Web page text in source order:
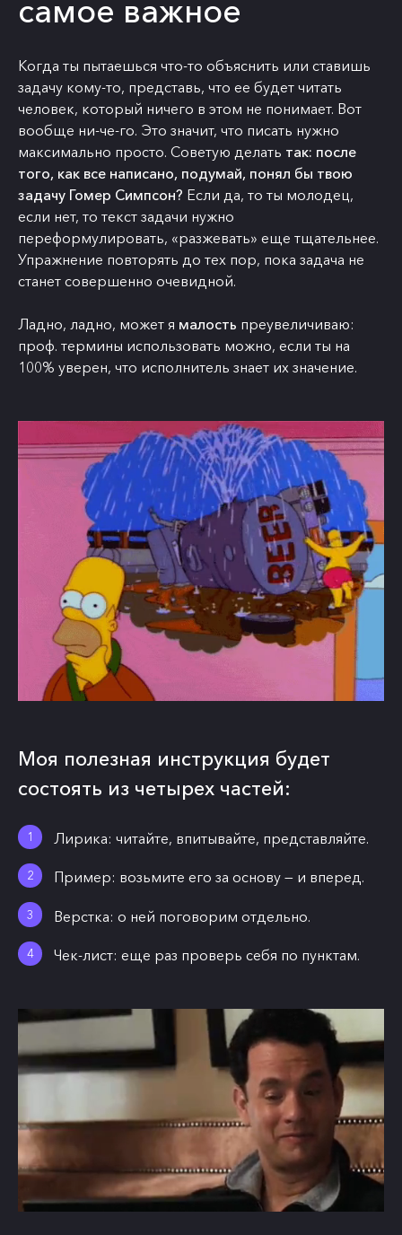
самое важное
Когда ты пытаешься что-то объяснить или ставишь
задачу кому-то, представь, что ее будет читать
человек, который ничего в этом не понимает. Вот
вообще ни-че-го. Это значит, что писать нужно
максимально просто. Советую делать так: после
того, как все написано, подумай, понял бы твою
задачу Гомер Симпсон? Если да, то ты молодец,
если нет, то текст задачи нужно
переформулировать, «разжевать‎» еще тщательнее.
Упражнение повторять до тех пор, пока задача не
станет совершенно очевидной.
Ладно, ладно, может я малость преувеличиваю:
проф. термины использовать можно, если ты на
100% уверен, что исполнитель знает их значение.
Моя полезная инструкция будет
состоять из четырех частей:
Лирика: читайте, впитывайте, представляйте.
Пример: возьмите его за основу — и вперед.
Верстка: о ней поговорим отдельно.
Чек-лист: еще раз проверь себя по пунктам.